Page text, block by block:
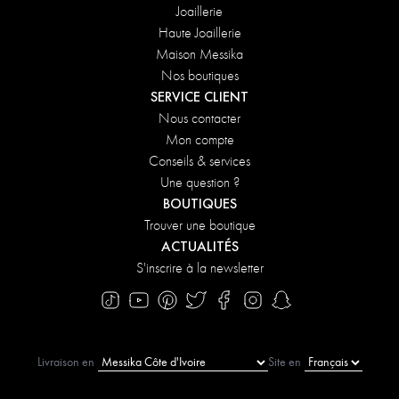
Joaillerie
Haute Joaillerie
Maison Messika
Nos boutiques
SERVICE CLIENT
Nous contacter
Mon compte
Conseils & services
Une question ?
BOUTIQUES
Trouver une boutique
ACTUALITÉS
S'inscrire à la newsletter
Livraison en Site en